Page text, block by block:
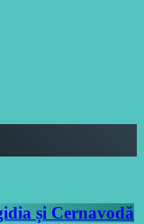
și Cernavodă